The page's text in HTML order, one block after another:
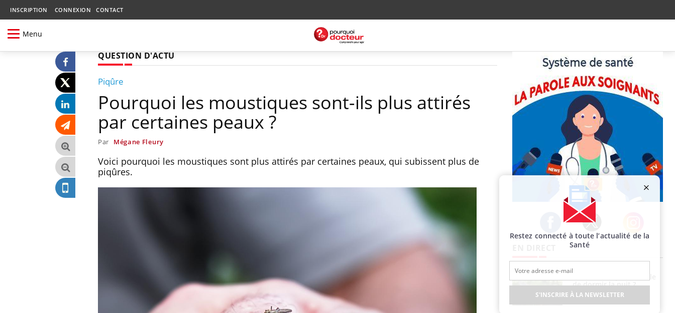
INSCRIPTION CONNEXION CONTACT
Menu
QUESTION D'ACTU
Piqûre
Pourquoi les moustiques sont-ils plus attirés
par certaines peaux ?
Par Mégane Fleury
Voici pourquoi les moustiques sont plus attirés par certaines peaux, qui subissent plus de
piqûres.
Facebook Twitter Instagram
détecté chez un touriste
Comment oublier les
écrans en vacances ?
Chikungunya, dengue,
West Nile : que se passe- de dormir la nuit ?
Restez connecté à toute l’actualité de la
Santé
S'INSCRIRE À LA NEWSLETTER